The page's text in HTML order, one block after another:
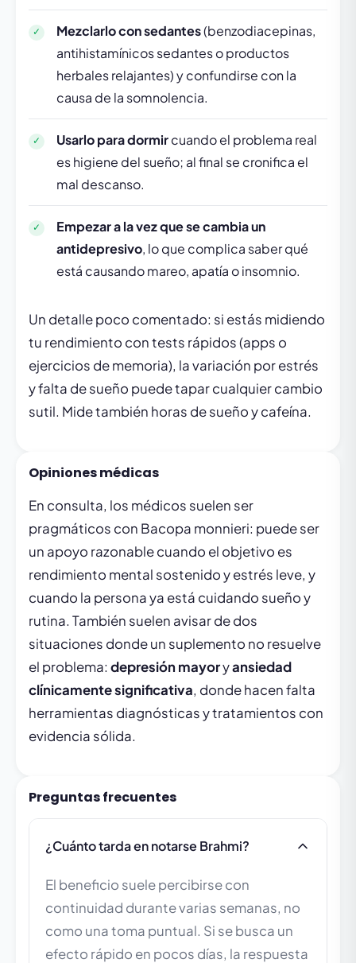
Mezclarlo con sedantes(benzodiacepinas,
antihistamínicos sedantes o productos
herbales relajantes) y confundirse con la
causa de la somnolencia.
Usarlo para dormircuando el problema real
es higiene del sueño; al final se cronifica el
mal descanso.
Empezar a la vez que se cambia un
antidepresivo, lo que complica saber qué
está causando mareo, apatía o insomnio.
Un detalle poco comentado: si estás midiendo
tu rendimiento con tests rápidos (apps o
ejercicios de memoria), la variación por estrés
y falta de sueño puede tapar cualquier cambio
sutil. Mide también horas de sueño y cafeína.
Opiniones médicas
En consulta, los médicos suelen ser
pragmáticos con Bacopa monnieri: puede ser
un apoyo razonable cuando el objetivo es
rendimiento mental sostenido y estrés leve, y
cuando la persona ya está cuidando sueño y
rutina. También suelen avisar de dos
situaciones donde un suplemento no resuelve
el problema: depresión mayoryansiedad
clínicamente significativa, donde hacen falta
herramientas diagnósticas y tratamientos con
evidencia sólida.
Preguntas frecuentes
¿Cuánto tarda en notarse Brahmi?
El beneficio suele percibirse con
continuidad durante varias semanas, no
como una toma puntual. Si se busca un
efecto rápido en pocos días, la respuesta